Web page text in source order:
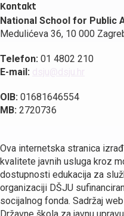
Kontakt
National School for Public
Medulićeva 36, 10 000
Telefon: 01 4802 210
E-mail:
OIB: 01681646554
MB: 2720736
Ova internetska stranica
kvalitete javnih usluga kroz
dostupnosti edukacija za
organizaciji DŠJU
socijalnog fonda. Sadržaj
Državne škola za javnu